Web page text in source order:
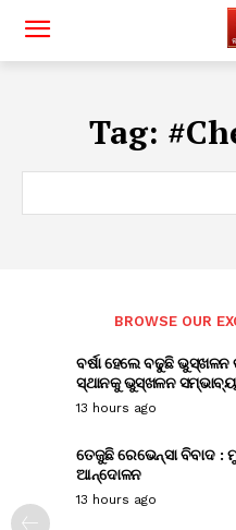
Tag:
BROWSE OUR
ବର୍ଷା ହେଲେ ବଢୁଛି
ସ୍ଥାନକୁ ଭୁସ୍ଖଳନ
13 hours ago
ତେଜୁଛି ରେଭେନ୍ସା ବିବାଦ
ଆନ୍ଦୋଳନ
13 hours ago